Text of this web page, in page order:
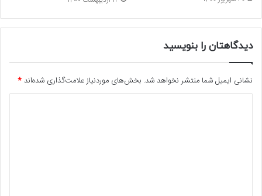
دیدگاهتان را بنویسید
نشانی ایمیل شما منتشر نخواهد شد. بخش‌های موردنیاز علامت‌گذاری شده‌اند*